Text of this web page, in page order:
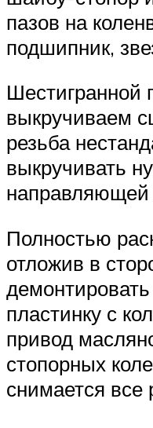
пазов на
подшипник,
Шестигранной
выкручиваем
резьба
выкручивать
Полностью
отложив в
пластинку с
привод
стопорных
снимается все